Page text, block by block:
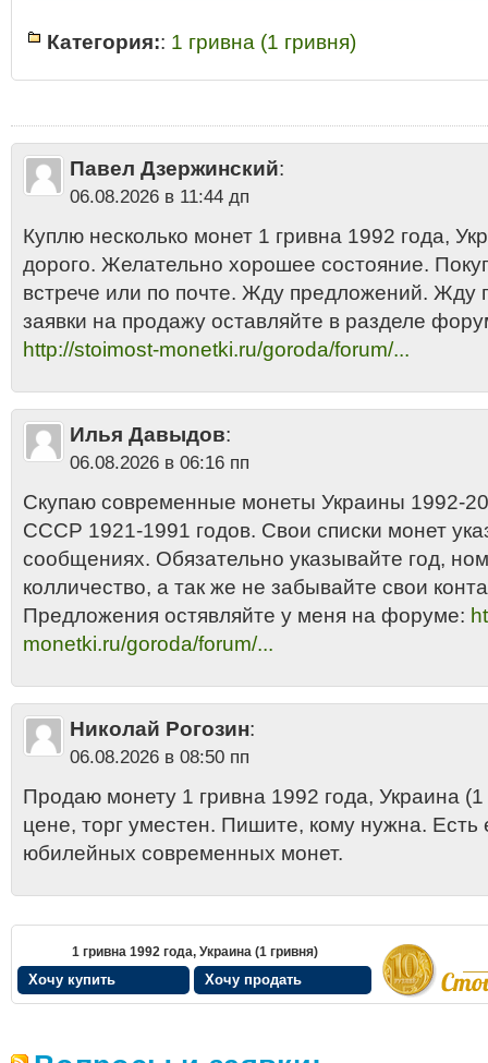
Категория:: 1 гривна (1 гривня)
стоит•1 гривня Украина 1992•1 гривня Украина 1992 стоимость цена
гривна Украины 1992 аукцион•Одна гривна Украины 1992 цена
Павел Дзержинский:
06.08.2026 в 11:44 дп
Куплю несколько монет 1 гривна 1992 года,
дорого. Желательно хорошее состояние.
встрече или по почте. Жду предложений. Жду
заявки на продажу оставляйте в разделе
http://stoimost-monetki.ru/goroda/forum/...
Илья Давыдов:
06.08.2026 в 06:16 пп
Скупаю современные монеты Украины 1992-
СССР 1921-1991 годов. Свои списки монет
сообщениях. Обязательно указывайте год,
колличество, а так же не забывайте свои
Предложения остявляйте у меня на форуме:
monetki.ru/goroda/forum/...
Николай Рогозин:
06.08.2026 в 08:50 пп
Продаю монету 1 гривна 1992 года, Украина
цене, торг уместен. Пишите, кому нужна.
юбилейных современных монет.
1 гривна 1992 года, Украина (1 гривня)
Хочу купить Хочу продать